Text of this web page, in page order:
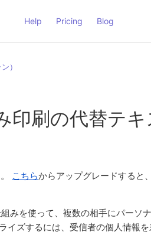
Help Pricing Blog
）
印刷の代替テキ
こちらからアップグレードすると
みを使って、複数の相手にパーソ
イズするには、受信者の個人情報